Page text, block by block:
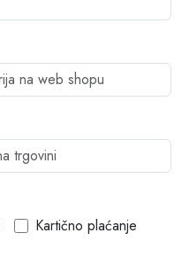
Kartično plaćanje